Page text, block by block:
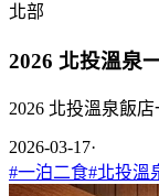
北部
2026 北投溫泉
2026 北投溫泉飯
2026-03-17·
#一泊二食#北投溫